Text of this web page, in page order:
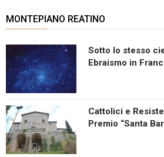
MONTEPIANO REATINO
Sotto lo stesso
Ebraismo in
Cattolici e
Premio “Santa